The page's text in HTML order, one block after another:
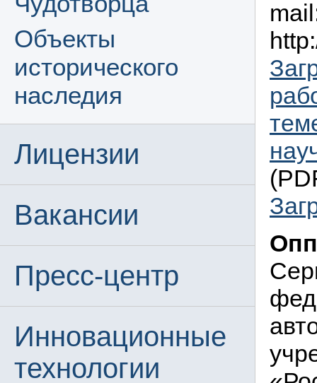
Объекты
исторического
наследия
Лицензии
Вакансии
Пресс-центр
Инновационные
технологии